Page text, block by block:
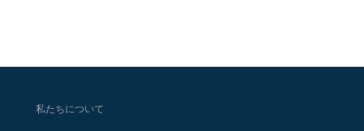
私たちについて